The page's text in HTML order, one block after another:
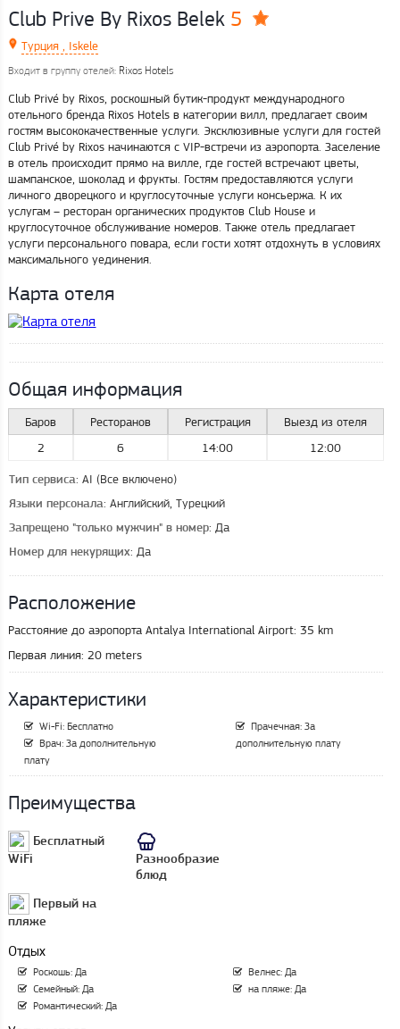
Club Prive By Rixos Belek 5
Турция , Iskele
Входит в группу отелей: Rixos Hotels
Club Privé by Rixos, роскошный бутик-продукт международного
отельного бренда Rixos Hotels в категории вилл, предлагает своим
гостям высококачественные услуги. Эксклюзивные услуги для гостей
Club Privé by Rixos начинаются с VIP-встречи из аэропорта. Заселение
в отель происходит прямо на вилле, где гостей встречают цветы,
шампанское, шоколад и фрукты. Гостям предоставляются услуги
личного дворецкого и круглосуточные услуги консьержа. К их
услугам – ресторан органических продуктов Club House и
круглосуточное обслуживание номеров. Также отель предлагает
услуги персонального повара, если гости хотят отдохнуть в условиях
максимального уединения.
Карта отеля
Общая информация
Баров
2
Ресторанов
6
Регистрация
14:00
Выезд из отеля
12:00
Тип сервиса: AI (Все включено)
Языки персонала: Английский, Турецкий
Запрещено "только мужчин" в номер: Да
Номер для некурящих: Да
Расположение
Расстояние до аэропорта Antalya International Airport: 35 km
Первая линия: 20 meters
Характеристики
Wi-Fi: Бесплатно
Врач: За дополнительную
плату
Прачечная: За
дополнительную плату
Преимущества
Бесплатный
WiFi
Разнообразие
блюд
Первый на
пляже
Отдых
Роскошь: Да
Семейный: Да
Романтический: Да
Велнес: Да
на пляже: Да